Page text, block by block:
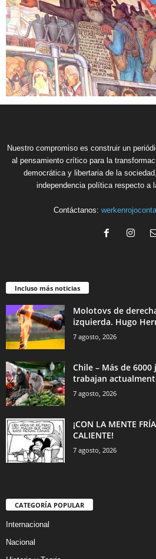
Nuestro compromiso es construir un
al pensamiento crítico para la
democrática y libertaria de la
independencia política respecto a
Contáctanos:
Incluso más noticias
Molotovs de
izquierda. Hugo
7 agosto, 2026
Chile – Más de
trabajan
7 agosto, 2026
¡CON LA MENTE
CALIENTE!
7 agosto, 2026
CATEGORÍA POPULAR
Internacional
Nacional